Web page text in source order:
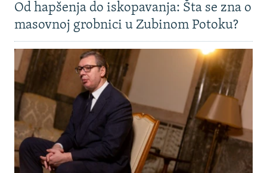
Od hapšenja do iskopavanja: Šta se zna o
masovnoj grobnici u Zubinom Potoku?